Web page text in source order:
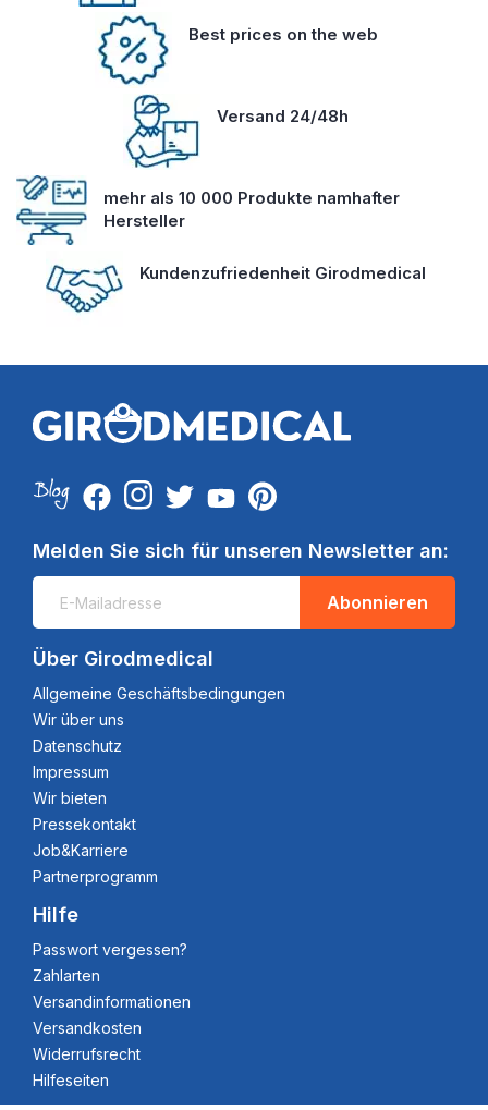
Best prices on the web
Versand 24/48h
mehr als 10 000 Produkte namhafter
Hersteller
Kundenzufriedenheit Girodmedical
Melden Sie sich für unseren Newsletter an:
Abonnieren
Über Girodmedical
Allgemeine Geschäftsbedingungen
Wir über uns
Datenschutz
Impressum
Wir bieten
Pressekontakt
Job&Karriere
Partnerprogramm
Hilfe
Passwort vergessen?
Zahlarten
Versandinformationen
Versandkosten
Widerrufsrecht
Hilfeseiten